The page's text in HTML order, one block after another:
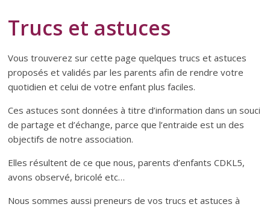
Trucs et astuces
Vous trouverez sur cette page quelques trucs et astuces
proposés et validés par les parents afin de rendre votre
quotidien et celui de votre enfant plus faciles.
Ces astuces sont données à titre d’information dans un souci
de partage et d’échange, parce que l’entraide est un des
objectifs de notre association.
Elles résultent de ce que nous, parents d’enfants CDKL5,
avons observé, bricolé etc…
Nous sommes aussi preneurs de vos trucs et astuces à